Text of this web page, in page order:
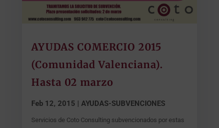
AYUDAS COMERCIO 2015
(Comunidad Valenciana).
Hasta 02 marzo
Feb 12, 2015 | AYUDAS-SUBVENCIONES
Servicios de Coto Consulting subvencionados por estas